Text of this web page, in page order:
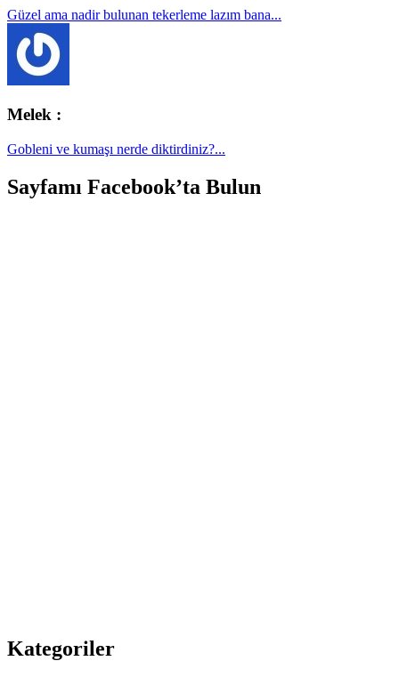
Güzel ama nadir bulunan tekerleme lazım bana...
Melek :
Gobleni ve kumaşı nerde diktirdiniz?...
Sayfamı Facebook’ta Bulun
Kategoriler